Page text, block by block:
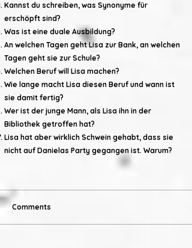
Kannst du schreiben, was Synonyme für
erschöpft sind?
Was ist eine duale Ausbildung?
An welchen Tagen geht Lisa zur Bank, an welchen
Tagen geht sie zur Schule?
Welchen Beruf will Lisa machen?
Wie lange macht Lisa diesen Beruf und wann ist
sie damit fertig?
Wer ist der junge Mann, als Lisa ihn in der
Bibliothek getroffen hat?
Lisa hat aber wirklich Schwein gehabt, dass sie
nicht auf Danielas Party gegangen ist. Warum?
Comments